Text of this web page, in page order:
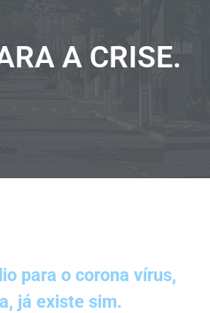
A CRISE.
para o corona vírus,
já existe sim.